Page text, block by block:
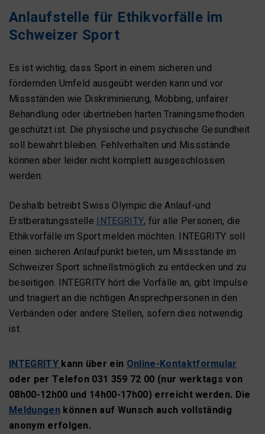
Anlaufstelle für Ethikvorfälle im
Schweizer Sport
Es ist wichtig, dass Sport in einem sicheren und
fördernden Umfeld ausgeübt werden kann und vor
Missständen wie Diskriminierung, Mobbing, unfairer
Behandlung oder übertrieben harten Trainingsmethoden
geschützt ist. Die physische und psychische Gesundheit
soll bewahrt bleiben. Fehlverhalten und Missstände
können aber leider nicht komplett ausgeschlossen
werden.
Deshalb betreibt Swiss Olympic die Anlauf-und
ErstberatungsstelleINTEGRITY, für alle Personen, die
Ethikvorfälle im Sport melden möchten. INTEGRITY soll
einen sicheren Anlaufpunkt bieten, um Missstände im
Schweizer Sport schnellstmöglich zu entdecken und zu
beseitigen. INTEGRITY hört die Vorfälle an, gibt Impulse
und triagiert an die richtigen Ansprechpersonen in den
Verbänden oder andere Stellen, sofern dies notwendig
ist.
INTEGRITYkann über ein Online-Kontaktformular
oder per Telefon 031 359 72 00 (nur werktags von
08h00-12h00 und 14h00-17h00) erreicht werden. Die
Meldungenkönnen auf Wunsch auch vollständig
anonym erfolgen.